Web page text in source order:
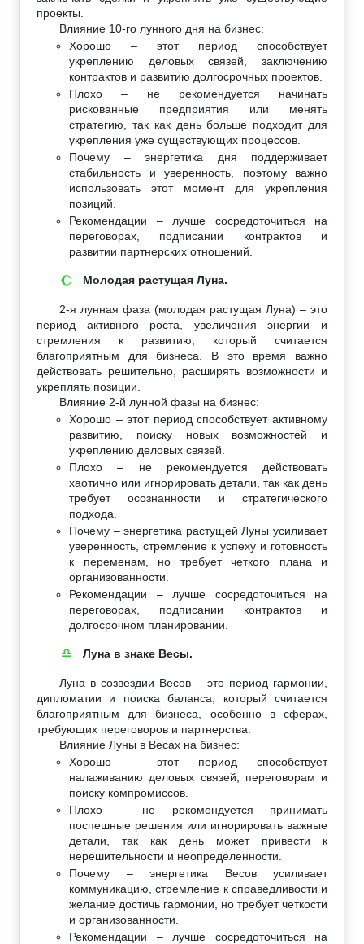
проекты.
Влияние 10-го лунного дня на бизнес:
Хорошо – этот период способствует
укреплению деловых связей, заключению
контрактов и развитию долгосрочных проектов.
Плохо – не рекомендуется начинать
рискованные предприятия или менять
стратегию, так как день больше подходит для
укрепления уже существующих процессов.
Почему – энергетика дня поддерживает
стабильность и уверенность, поэтому важно
использовать этот момент для укрепления
позиций.
Рекомендации – лучше сосредоточиться на
переговорах, подписании контрактов и
развитии партнерских отношений.
🌔 Молодая растущая Луна.
2-я лунная фаза (молодая растущая Луна) – это
период активного роста, увеличения энергии и
стремления к развитию, который считается
благоприятным для бизнеса. В это время важно
действовать решительно, расширять возможности и
укреплять позиции.
Влияние 2-й лунной фазы на бизнес:
Хорошо – этот период способствует активному
развитию, поиску новых возможностей и
укреплению деловых связей.
Плохо – не рекомендуется действовать
хаотично или игнорировать детали, так как день
требует осознанности и стратегического
подхода.
Почему – энергетика растущей Луны усиливает
уверенность, стремление к успеху и готовность
к переменам, но требует четкого плана и
организованности.
Рекомендации – лучше сосредоточиться на
переговорах, подписании контрактов и
долгосрочном планировании.
♎ Луна в знаке Весы.
Луна в созвездии Весов – это период гармонии,
дипломатии и поиска баланса, который считается
благоприятным для бизнеса, особенно в сферах,
требующих переговоров и партнерства.
Влияние Луны в Весах на бизнес:
Хорошо – этот период способствует
налаживанию деловых связей, переговорам и
поиску компромиссов.
Плохо – не рекомендуется принимать
поспешные решения или игнорировать важные
детали, так как день может привести к
нерешительности и неопределенности.
Почему – энергетика Весов усиливает
коммуникацию, стремление к справедливости и
желание достичь гармонии, но требует четкости
и организованности.
Рекомендации – лучше сосредоточиться на